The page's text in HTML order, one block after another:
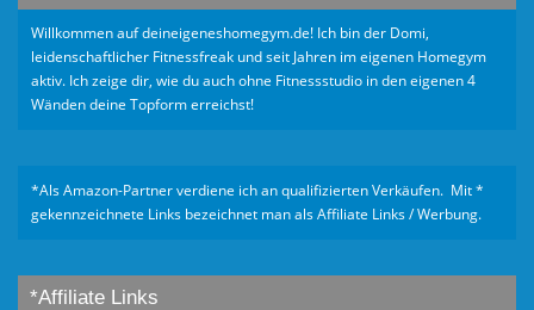
Willkommen auf deineigeneshomegym.de! Ich bin der Domi,
leidenschaftlicher Fitnessfreak und seit Jahren im eigenen Homegym
aktiv. Ich zeige dir, wie du auch ohne Fitnessstudio in den eigenen 4
Wänden deine Topform erreichst!
*Als Amazon-Partner verdiene ich an qualifizierten Verkäufen. Mit *
gekennzeichnete Links bezeichnet man als Affiliate Links / Werbung.
*Affiliate Links